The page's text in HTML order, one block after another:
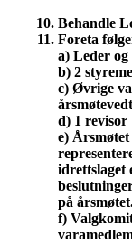
Behandle
Foreta
a) Leder og
b) 2
c) Øvrige
d) 1 revisor
e)
idrettslaget
på
f)